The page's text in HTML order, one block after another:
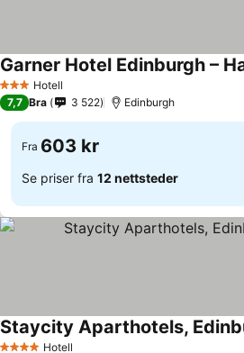
3 StjernerHotell
Garner Hotel Edinburgh –
7,7 Bra 3 522 Edinburgh
Fra 603 kr
Se priser fra 12 nettsteder
Hotell
Staycity Aparthotels,